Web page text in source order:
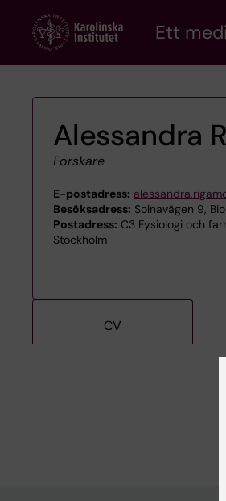
content
Ett
Alessandra
Forskare
E-postadress:
Besöksadress: Solnavägen 9,
Postadress: C3 Fysiologi och
Stockholm
CV